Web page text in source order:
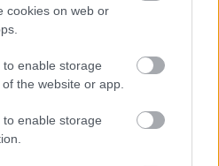
cookies on web or
enable storage
the website or app.
enable storage
σε Δήμους